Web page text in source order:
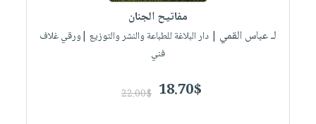
مفاتيح الجنان
لـ عباس القمي | دار البلاغة للطباعة والنشر والتوزيع |ورقي غلاف
فني
18.70$
22.00$